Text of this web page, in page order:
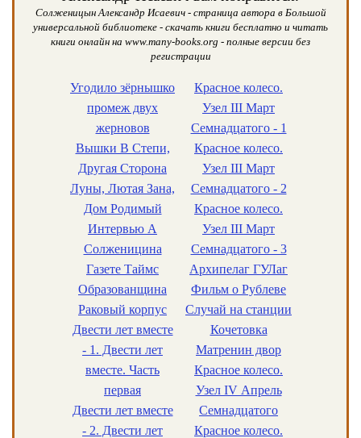
Солженицын Александр Исаевич - страница автора в Большой
универсальной библиотеке - скачать книги бесплатно и читать
книги онлайн на www.many-books.org - полные версии без
регистрации
Угодило зёрнышко
промеж двух
жерновов
Вышки В Степи,
Другая Сторона
Луны, Лютая Зана,
Дом Родимый
Интервью А
Солженицина
Газете Таймс
Образованщина
Раковый корпус
Двести лет вместе
- 1. Двести лет
вместе. Часть
первая
Двести лет вместе
- 2. Двести лет
Красное колесо.
Узел III Март
Семнадцатого - 1
Красное колесо.
Узел III Март
Семнадцатого - 2
Красное колесо.
Узел III Март
Семнадцатого - 3
Архипелаг ГУЛаг
Фильм о Рублеве
Случай на станции
Кочетовка
Матренин двор
Красное колесо.
Узел IV Апрель
Семнадцатого
Красное колесо.